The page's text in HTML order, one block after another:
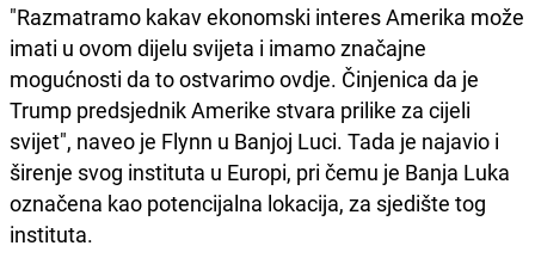
"Razmatramo kakav ekonomski interes Amerika može
imati u ovom dijelu svijeta i imamo značajne
mogućnosti da to ostvarimo ovdje. Činjenica da je
Trump predsjednik Amerike stvara prilike za cijeli
svijet", naveo je Flynn u Banjoj Luci. Tada je najavio i
širenje svog instituta u Europi, pri čemu je Banja Luka
označena kao potencijalna lokacija, za sjedište tog
instituta.